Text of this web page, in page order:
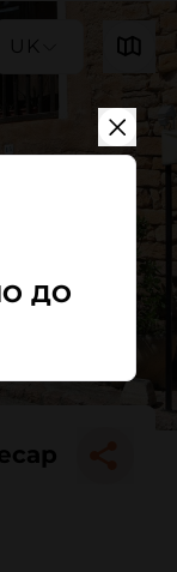
UK
ДО